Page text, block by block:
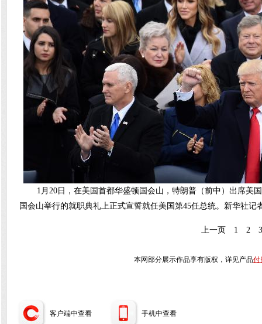
1月20日，在美国首都华盛顿国会山，特朗普（前中）出席美
国会山举行的就职典礼上正式宣誓就任美国第45任总统。新华社记
上一页 1 2 3
本网部分展示作品享有版权，详见产品付
客户端中查看 手机中查看